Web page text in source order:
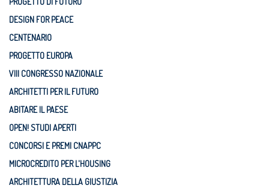
DESIGN FOR PEACE
CENTENARIO
PROGETTO EUROPA
VIII CONGRESSO NAZIONALE
ARCHITETTI PER IL FUTURO
ABITARE IL PAESE
OPEN! STUDI APERTI
CONCORSI E PREMI CNAPPC
MICROCREDITO PER L'HOUSING
ARCHITETTURA DELLA GIUSTIZIA